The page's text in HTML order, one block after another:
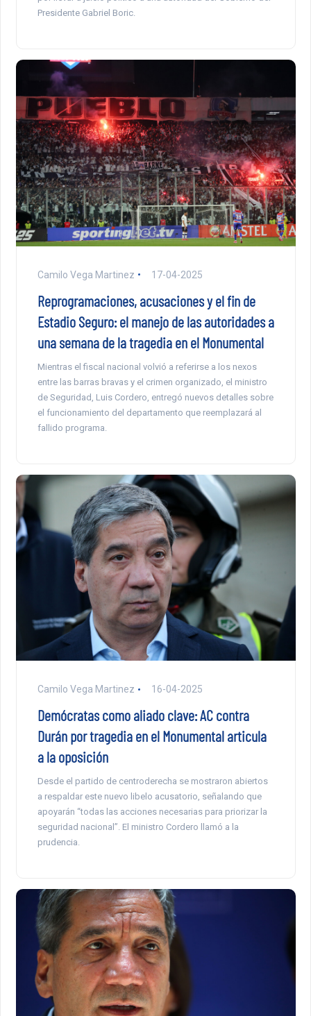
Presidente Gabriel Boric.
Camilo Vega Martinez 17-04-2025
Reprogramaciones, acusaciones y el fin de
Estadio Seguro: el manejo de las autoridades a
una semana de la tragedia en el Monumental
Mientras el fiscal nacional volvió a referirse a los nexos
entre las barras bravas y el crimen organizado, el ministro
de Seguridad, Luis Cordero, entregó nuevos detalles sobre
el funcionamiento del departamento que reemplazará al
fallido programa.
Camilo Vega Martinez 16-04-2025
Demócratas como aliado clave: AC contra
Durán por tragedia en el Monumental articula
a la oposición
Desde el partido de centroderecha se mostraron abiertos
a respaldar este nuevo libelo acusatorio, señalando que
apoyarán “todas las acciones necesarias para priorizar la
seguridad nacional”. El ministro Cordero llamó a la
prudencia.